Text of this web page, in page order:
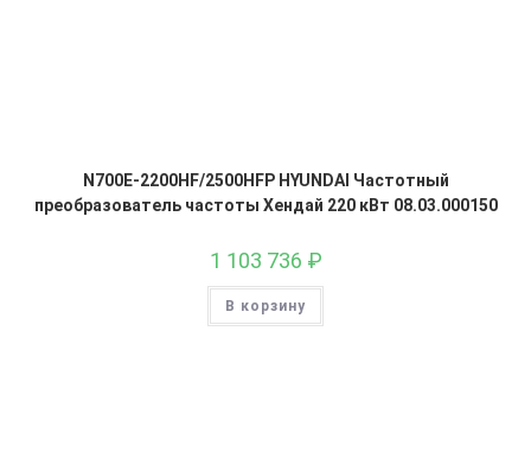
N700E-2200HF/2500HFP HYUNDAI Частотный
преобразователь частоты Хендай 220 кВт 08.03.000150
1 103 736 ₽
В корзину